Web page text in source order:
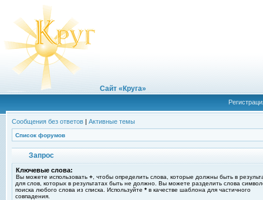
Сайт «Круга»
Сообщения без ответов | Активные темы
Список форумов
Запрос
Ключевые слова:
Вы можете использовать + , чтобы определить слова, которые должны быть в
для слов, которых в результатах быть не должно. Вы можете разделить слова
поиска любого слова из списка. Используйте * в качестве шаблона для частичного
совпадения.